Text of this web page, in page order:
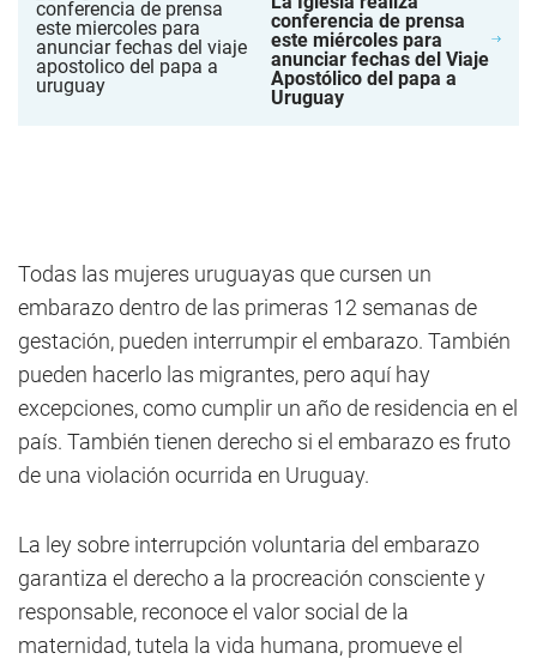
conferencia de prensa
este miércoles para
anunciar fechas del Viaje
Apostólico del papa a
Uruguay
Todas las mujeres uruguayas que cursen un
embarazo dentro de las primeras 12 semanas de
gestación, pueden interrumpir el embarazo. También
pueden hacerlo las migrantes, pero aquí hay
excepciones, como cumplir un año de residencia en el
país. También tienen derecho si el embarazo es fruto
de una violación ocurrida en Uruguay.
La ley sobre interrupción voluntaria del embarazo
garantiza el derecho a la procreación consciente y
responsable, reconoce el valor social de la
maternidad, tutela la vida humana, promueve el